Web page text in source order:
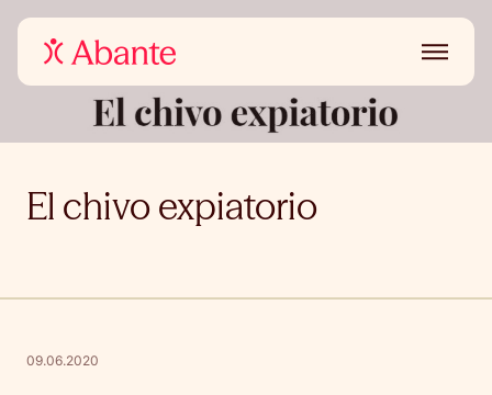
El chivo expiatorio
09.06.2020